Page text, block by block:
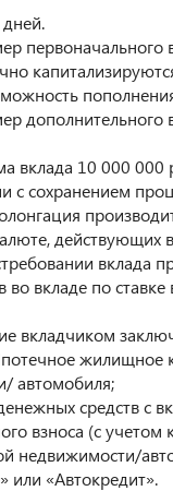
вклада 10 000
с сохранением
действующих
вклада
во вкладе по
вкладчиком
жилищное
автомобиля;
средств с
взноса (с
недвижимости/
или «Автокредит».